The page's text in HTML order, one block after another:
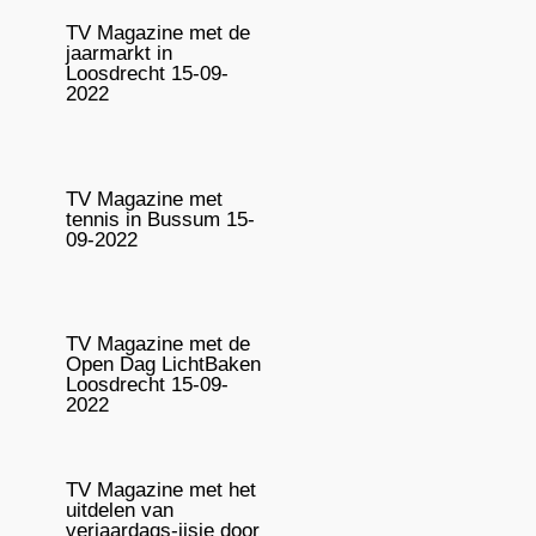
TV Magazine met de
jaarmarkt in
Loosdrecht 15-09-
2022
TV Magazine met
tennis in Bussum 15-
09-2022
TV Magazine met de
Open Dag LichtBaken
Loosdrecht 15-09-
2022
TV Magazine met het
uitdelen van
verjaardags-ijsje door